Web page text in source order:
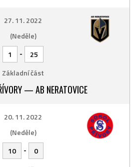
27. 11. 2022
(Neděle)
1
-
25
Základní část
— AB NERATOVICE
20. 11. 2022
(Neděle)
10
-
0